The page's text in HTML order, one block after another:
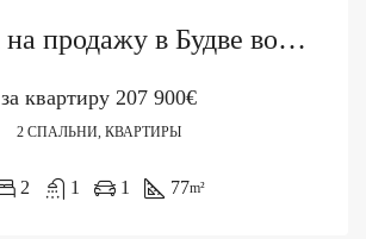
Квартира на продажу в Будве возле Факультета
за квартиру 207 900€
2 СПАЛЬНИ, КВАРТИРЫ
2 1 1 77m²